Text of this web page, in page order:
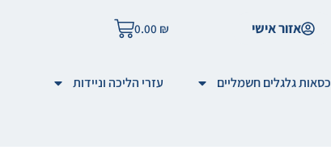
אזור אישי 0.00 ₪
כסאות גלגלים חשמליים עזרי הליכה וניידות